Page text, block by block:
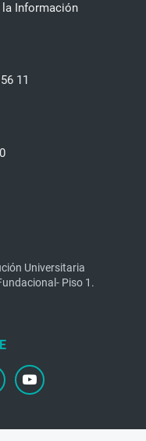
la Información
11
Universitaria
Piso 1.